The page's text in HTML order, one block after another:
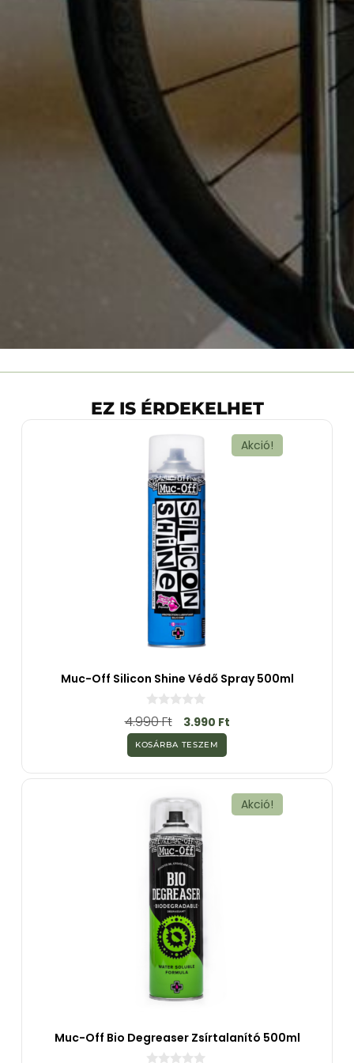
EZ IS ÉRDEKELHET
Akció!
Muc-Off Silicon Shine Védő Spray 500ml
0
a
5
-
b
ő
4.990Ft 3.990 Ft
KOSÁRBA TESZEM
Akció!
Muc-Off Bio Degreaser Zsírtalanító 500ml